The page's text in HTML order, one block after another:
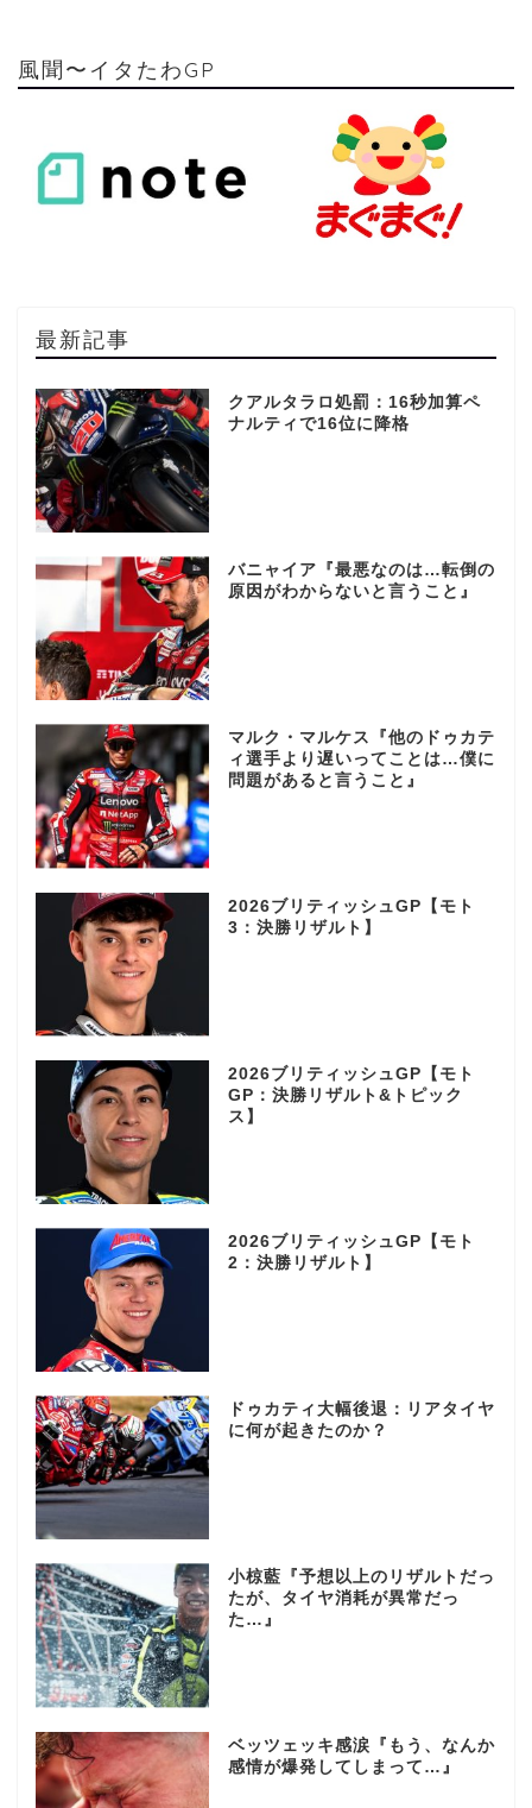
風聞〜イタたわGP
最新記事
クアルタラロ処罰：16秒加算ペ
ナルティで16位に降格
バニャイア『最悪なのは…転倒の
原因がわからないと言うこと』
マルク・マルケス『他のドゥカテ
ィ選手より遅いってことは…僕に
問題があると言うこと』
2026ブリティッシュGP【モト
3：決勝リザルト】
2026ブリティッシュGP【モト
GP：決勝リザルト&トピック
ス】
2026ブリティッシュGP【モト
2：決勝リザルト】
ドゥカティ大幅後退：リアタイヤ
に何が起きたのか？
小椋藍『予想以上のリザルトだっ
たが、タイヤ消耗が異常だっ
た…』
ベッツェッキ感涙『もう、なんか
感情が爆発してしまって…』